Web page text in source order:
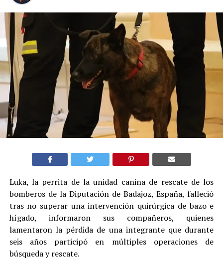
Luka, la perrita de la unidad canina de rescate de los
bomberos de la Diputación de Badajoz, España, falleció
tras no superar una intervención quirúrgica de bazo e
hígado, informaron sus compañeros, quienes
lamentaron la pérdida de una integrante que durante
seis años participó en múltiples operaciones de
búsqueda y rescate.